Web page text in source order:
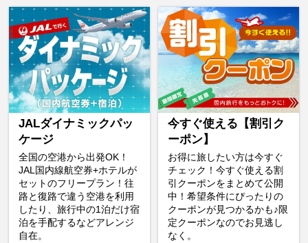
JALダイナミックパッ
ケージ
全国の空港から出発OK！
JAL国内線航空券+ホテルが
セットのフリープラン！往
路と復路で違う空港を利用
したり、旅行中の1泊だけ宿
泊を手配するなどアレンジ
自在。
今すぐ使える【割引ク
ーポン】
お得に旅したい方は今すぐ
チェック！今すぐ使える割
引クーポンをまとめて公開
中！希望条件にぴったりの
クーポンが見つかるかも♪限
定クーポンなのでお見逃し
なく。